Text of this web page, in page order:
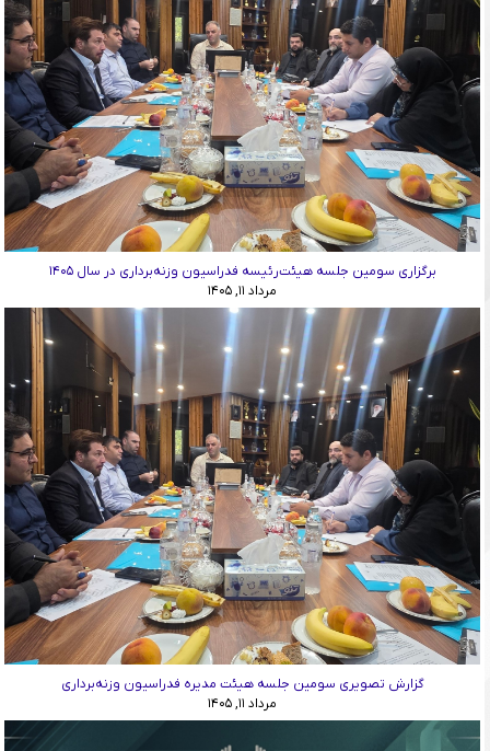
برگزاری سومین جلسه هیئت‌رئیسه فدراسیون وزنه‌برداری در سال ۱۴۰۵
مرداد ۱۱, ۱۴۰۵
گزارش تصویری سومین جلسه هیئت مدیره فدراسیون وزنه‌برداری
مرداد ۱۱, ۱۴۰۵